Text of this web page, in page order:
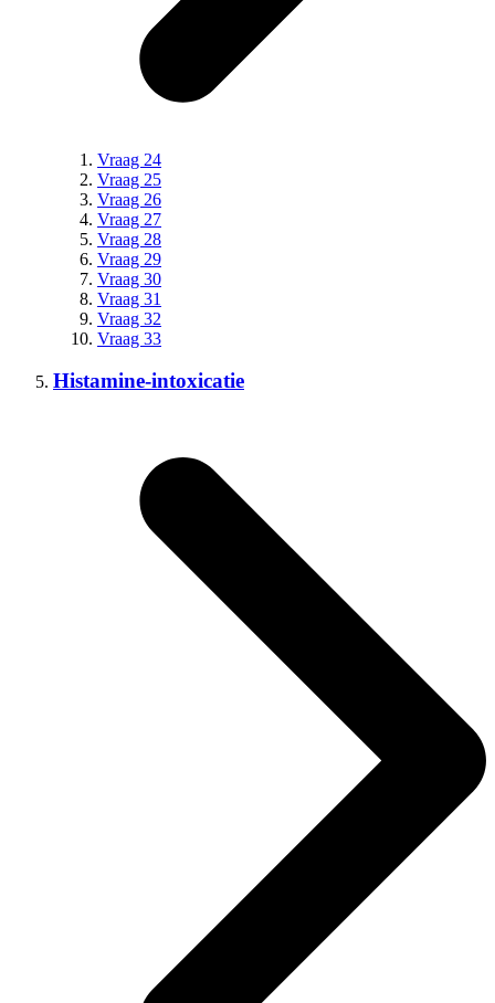
Vraag 24
Vraag 25
Vraag 26
Vraag 27
Vraag 28
Vraag 29
Vraag 30
Vraag 31
Vraag 32
Vraag 33
Histamine-intoxicatie